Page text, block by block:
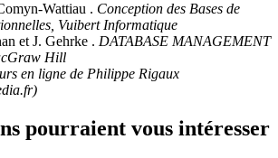
Wattiau . Conception des Bases de
Vuibert Informatique
et J. Gehrke . DATABASE MANAGEMENT
Hill
en ligne de Philippe Rigaux
pourraient vous intéresser